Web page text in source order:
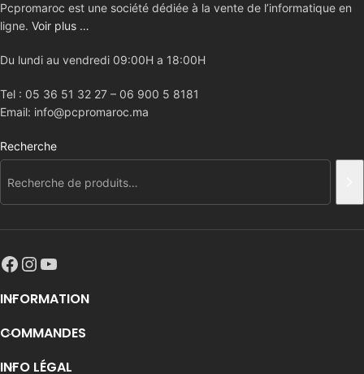
Pcpromaroc est une société dédiée à la vente de l’informatique en
ligne. Voir plus …
Du lundi au vendredi 09:00H a 18:00H
Tel : 05 36 51 32 27 – 06 900 5 8181
Email: info@pcpromaroc.ma
Recherche
INFORMATION
COMMANDES
INFO LÉGAL